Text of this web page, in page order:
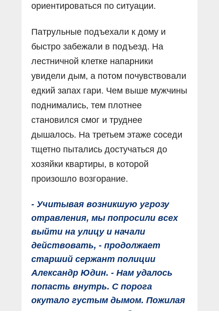
ориентироваться по ситуации.
Патрульные подъехали к дому и
быстро забежали в подъезд. На
лестничной клетке напарники
увидели дым, а потом почувствовали
едкий запах гари. Чем выше мужчины
поднимались, тем плотнее
становился смог и труднее
дышалось. На третьем этаже соседи
тщетно пытались достучаться до
хозяйки квартиры, в которой
произошло возгорание.
- Учитывая возникшую угрозу
отравления, мы попросили всех
выйти на улицу и начали
действовать, - продолжает
старший сержант полиции
Александр Юдин. - Нам удалось
попасть внутрь. С порога
окутало густым дымом. Пожилая